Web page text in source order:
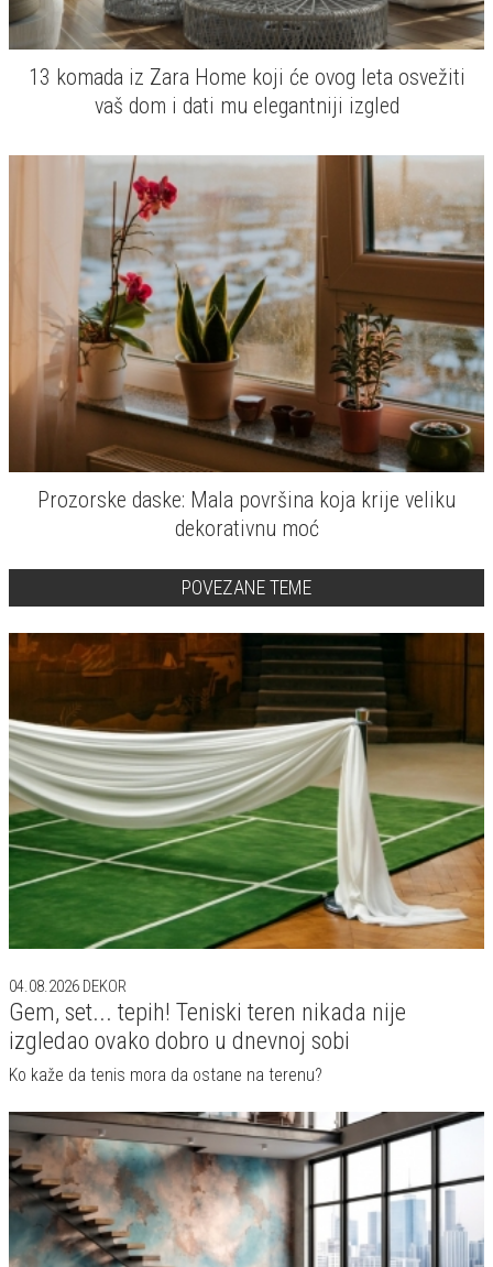
13 komada iz Zara Home koji će ovog leta osvežiti
vaš dom i dati mu elegantniji izgled
Prozorske daske: Mala površina koja krije veliku
dekorativnu moć
POVEZANE TEME
04.08.2026 DEKOR
Gem, set... tepih! Teniski teren nikada nije
izgledao ovako dobro u dnevnoj sobi
Ko kaže da tenis mora da ostane na terenu?